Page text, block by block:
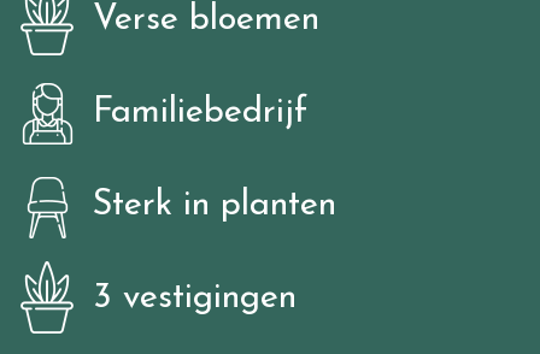
Verse bloemen
Familiebedrijf
Sterk in planten
3 vestigingen